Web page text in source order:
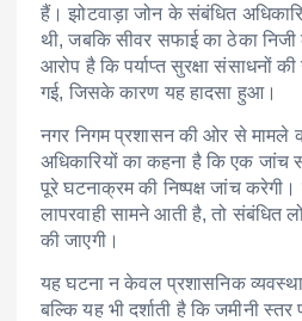
हैं। झोटवाड़ा जोन के संबंधित
थी, जबकि सीवर सफाई का ठेका निजी
आरोप है कि पर्याप्त सुरक्षा संसाधनों
गई, जिसके कारण यह हादसा हुआ।
नगर निगम प्रशासन की ओर से मामले
अधिकारियों का कहना है कि एक जांच
पूरे घटनाक्रम की निष्पक्ष जांच
लापरवाही सामने आती है, तो संबंधित
की जाएगी।
यह घटना न केवल प्रशासनिक
बल्कि यह भी दर्शाती है कि जमीनी